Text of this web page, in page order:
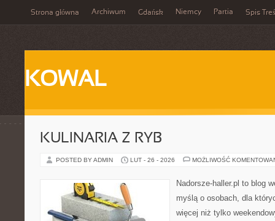
Strona główna Archiwum Gdańsk Niemcy Partia Spis
KOWAL
KULINARIA Z RYB
POSTED BY ADMIN LUT - 26 - 2026 MOŻLIWOŚĆ
Nadorsze-haller.pl to blog
myślą o osobach, dla
więcej niż tylko